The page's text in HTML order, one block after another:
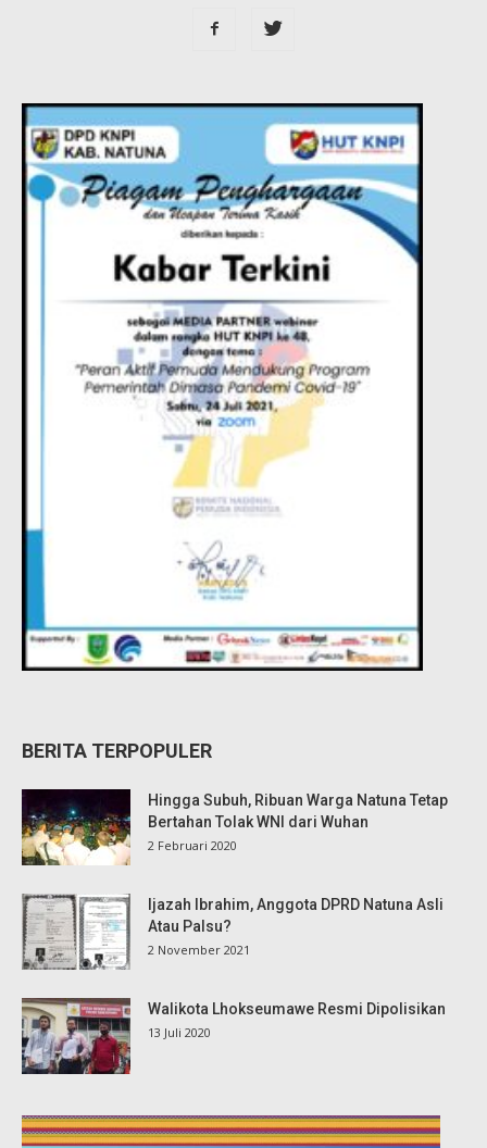
BERITA TERPOPULER
Hingga Subuh, Ribuan Warga Natuna Tetap
Bertahan Tolak WNI dari Wuhan
2 Februari 2020
Ijazah Ibrahim, Anggota DPRD Natuna Asli
Atau Palsu?
2 November 2021
Walikota Lhokseumawe Resmi Dipolisikan
13 Juli 2020